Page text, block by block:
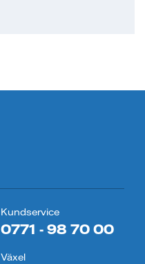
Kundservice
0771 - 98 70 00
Växel